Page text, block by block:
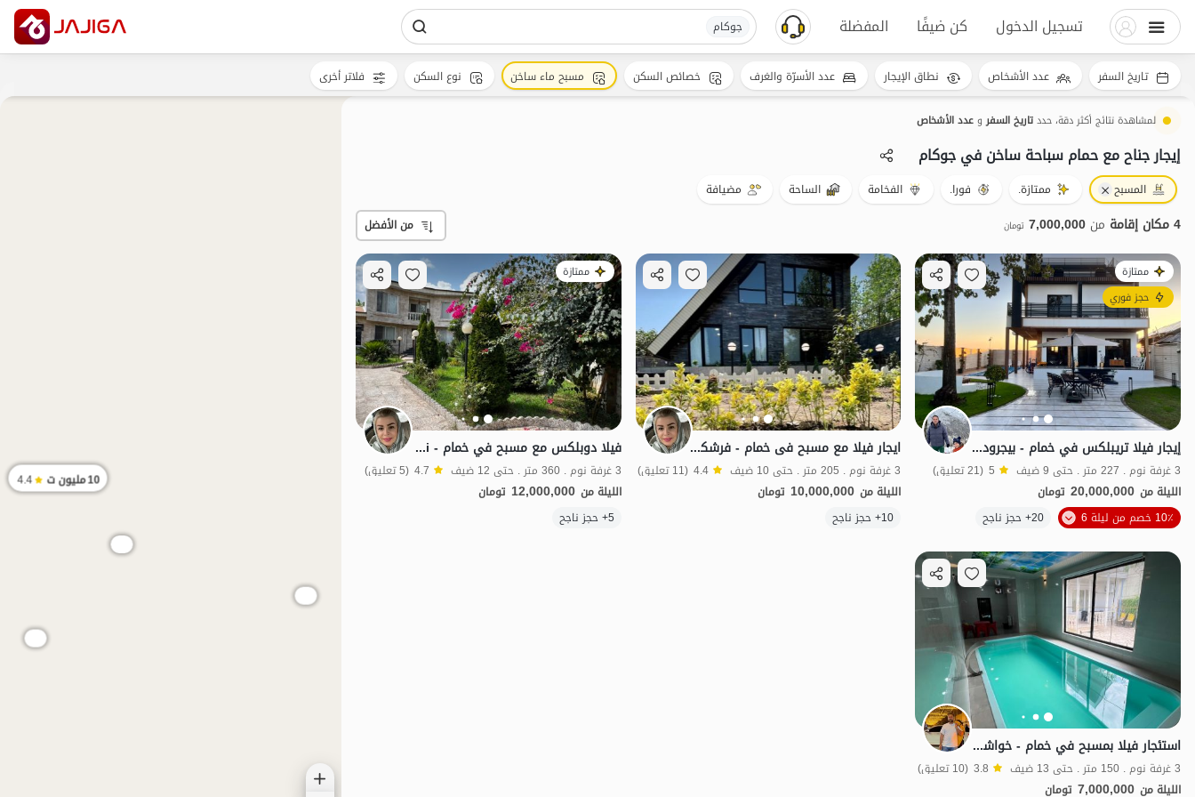
تسجيل الدخول كن ضيفًا المفضلة جوکام
10مليون ت 4.4
لمشاهدة نتائج أكثر دقة، حددتاريخ السفروعدد الأشخاص
إيجار جناح مع حمام سباحة ساخن في جوکام
المسبح ممتازة. فورا. الفخامة الساحة مضيافة
4 مكان إقامة من 7,000,000 تومان من الأفضل
ممتازة
حجز فوري
إيجار فيلا تريبلكس في خمام - بيجرودكل
3 غرفة نوم . 227 متر . حتى 9 ضيف 5 (21 تعليق)
الليلة من 20,000,000 تومان
10٪ خصم من ليلة 6
20+ حجز ناجح الفخامة والرفاهية الموقع على الخريطة
ایجار فیلا مع مسبح فی خمام - فرشکی تشوکام
3 غرفة نوم . 205 متر . حتى 10 ضيف 4.4 (11 تعليق)
الليلة من 10,000,000 تومان
10+ حجز ناجح
الموقع على الخريطة
ممتازة
فيلا دوبلكس مع مسبح في خمام - Chokam Farshki
3 غرفة نوم . 360 متر . حتى 12 ضيف 4.7 (5 تعليق)
الليلة من 12,000,000 تومان
5+ حجز ناجح
استئجار فيلا بمسبح في خمام - خواشكن
3 غرفة نوم . 150 متر . حتى 13 ضيف 3.8 (10 تعليق)
الليلة من 7,000,000 تومان
تاريخ السفر عدد الأشخاص نطاق الإيجار عدد الأسرّة والغرف خصائص السكن مسبح ماء ساخن نوع السكن فلاتر أخرى